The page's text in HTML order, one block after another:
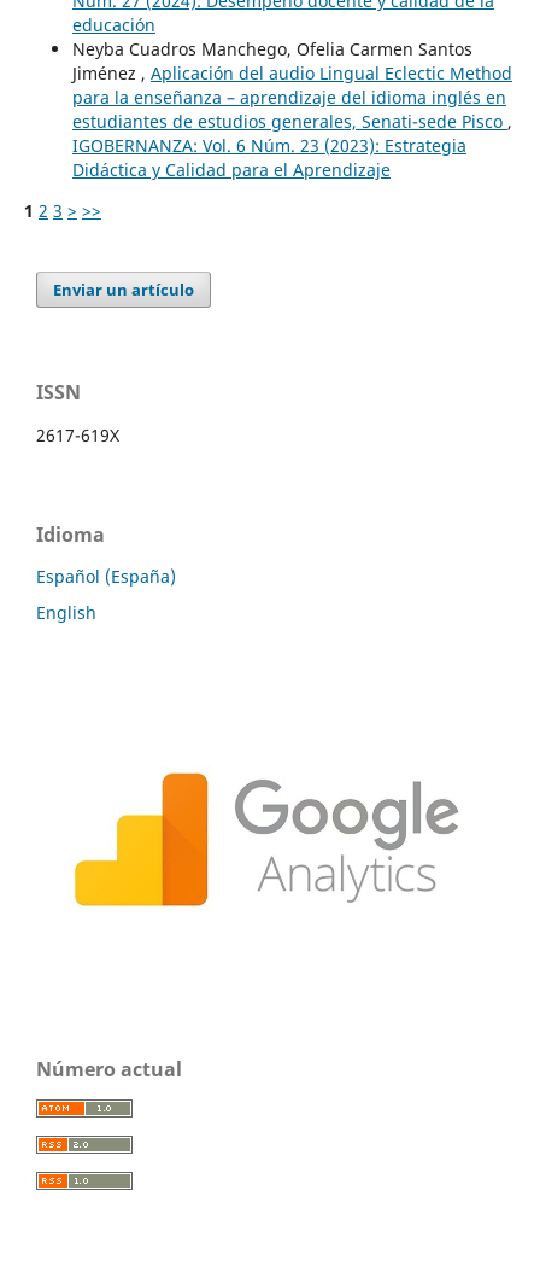
educación
Neyba Cuadros Manchego, Ofelia Carmen Santos
Jiménez , Aplicación del audio Lingual Eclectic Method
para la enseñanza – aprendizaje del idioma inglés en
estudiantes de estudios generales, Senati-sede Pisco ,
IGOBERNANZA: Vol. 6 Núm. 23 (2023): Estrategia
Didáctica y Calidad para el Aprendizaje
1 2 3 > >>
Enviar un artículo
ISSN
2617-619X
Idioma
Español (España)
English
Número actual